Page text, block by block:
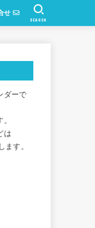
せ
SEARCH
ダーで
は
ます。